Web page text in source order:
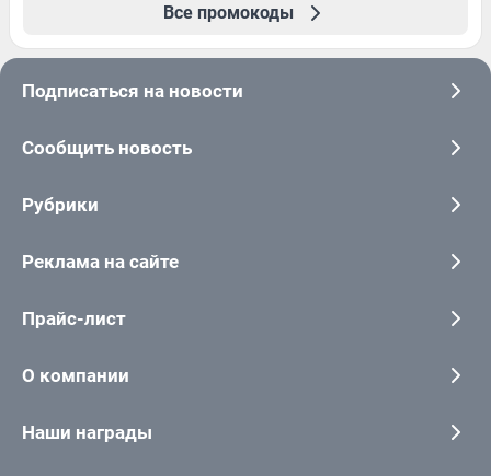
Все промокоды
Подписаться на новости
Сообщить новость
Рубрики
Реклама на сайте
Прайс-лист
О компании
Наши награды